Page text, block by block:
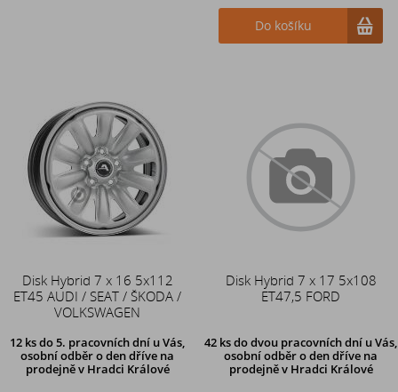
Do košíku
Disk Hybrid 7 x 16 5x112
ET45 AUDI / SEAT / ŠKODA /
VOLKSWAGEN
12 ksdo 5. pracovních dní u Vás,
osobní odběr o den dříve na
prodejněv Hradci Králové
Disk Hybrid 7 x 17 5x108
ET47,5 FORD
42 ksdo dvou pracovních dní u Vás,
osobní odběr o den dříve na
prodejně v Hradci Králové